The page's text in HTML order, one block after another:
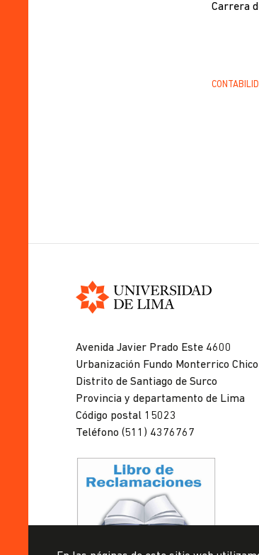
Carrera
Avenida Javier Prado Este 4600
Urbanización Fundo Monterrico Chico
Distrito de Santiago de Surco
Provincia y departamento de Lima
Código postal 15023
Teléfono (511) 4376767